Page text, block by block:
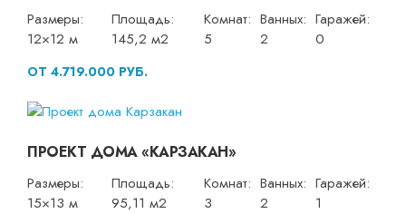
Размеры:
12×12 м
Площадь:
145,2 м2
Комнат:
5
Ванных:
2
Гаражей:
0
ОТ 4.719.000 РУБ.
ПРОЕКТ ДОМА «КАРЗАКАН»
Размеры:
15×13 м
Площадь:
95,11 м2
Комнат:
3
Ванных:
2
Гаражей:
1